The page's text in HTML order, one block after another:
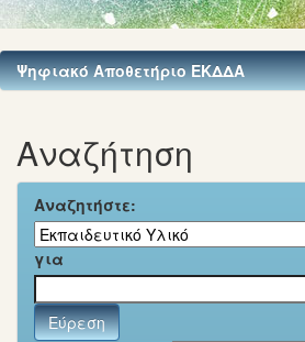
Ψηφιακό Αποθετήριο ΕΚΔΔΑ
Αναζήτηση
Αναζητήστε:
για